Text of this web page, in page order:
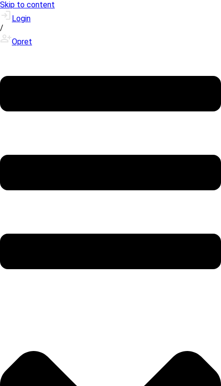
Skip to content
Login
/
Opret